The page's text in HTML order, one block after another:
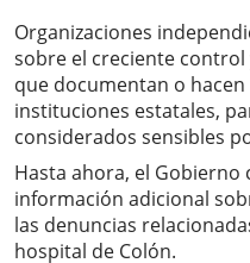
Organizaciones
sobre el creciente
que documentan o
instituciones estatales,
considerados sensibles
Hasta ahora, el
información adicional
las denuncias
hospital de Colón.